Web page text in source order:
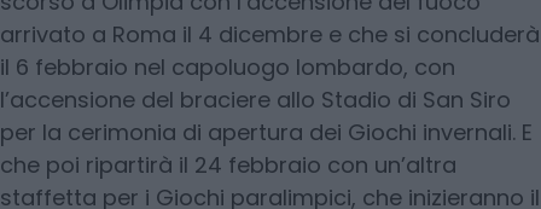
arrivato a Roma il 4 dicembre e che si concluderà
il 6 febbraio nel capoluogo lombardo, con
l’accensione del braciere allo Stadio di San Siro
per la cerimonia di apertura dei Giochi invernali. E
che poi ripartirà il 24 febbraio con un’altra
staffetta per i Giochi paralimpici, che inizieranno il